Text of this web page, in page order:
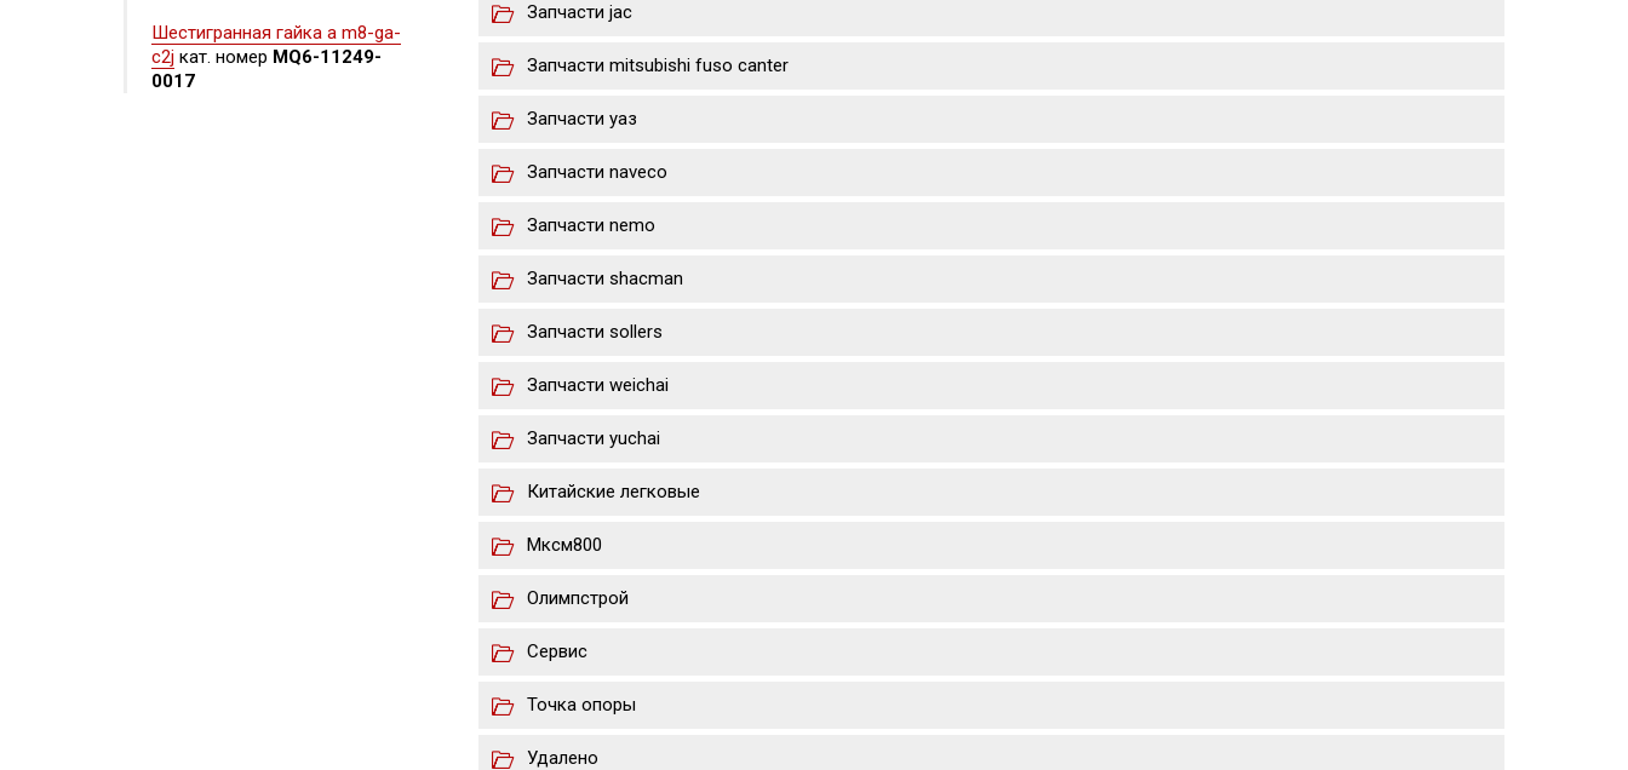
Шестигранная гайка а m8-ga-
c2j кат. номер MQ6-11249-
0017
Запчасти jac
Запчасти mitsubishi fuso canter
Запчасти уаз
Запчасти naveco
Запчасти nemo
Запчасти shacman
Запчасти sollers
Запчасти weichai
Запчасти yuchai
Китайские легковые
Мксм800
Олимпстрой
Сервис
Точка опоры
Удалено